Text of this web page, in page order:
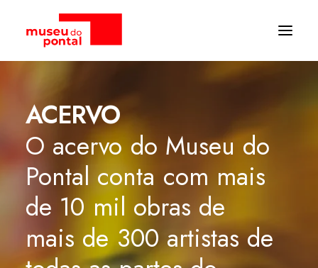
ARCHIVES:
ACERVO
O acervo do Museu do
Pontal conta com mais
de 10 mil obras de
mais de 300 artistas de